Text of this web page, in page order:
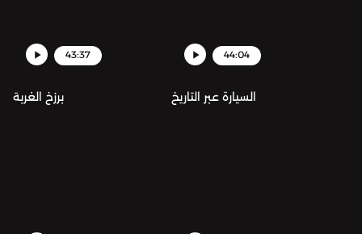
43:37
برزخ الغربة
44:04
السيارة عبر التاريخ